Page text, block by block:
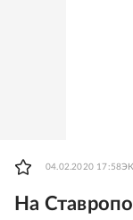
04.02.2020 17:58
На